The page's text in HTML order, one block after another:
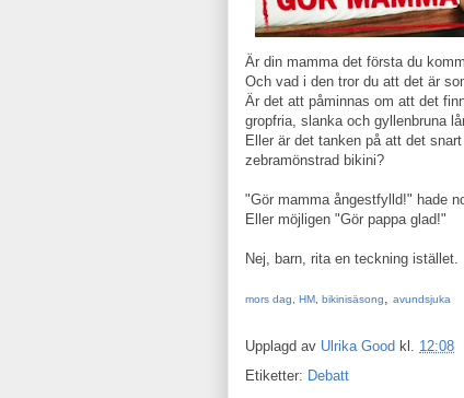
Är din mamma det första du
Och vad i den tror du att det är
Är det att påminnas om att det
gropfria, slanka och gyllenbruna
Eller är det tanken på att det
zebramönstrad bikini?
"Gör mamma ångestfylld!" hade
Eller möjligen "Gör pappa glad!"
Nej, barn, rita en teckning istället.
mors dag HM bikinisäsong, avundsjuka
Upplagd av Ulrika Good kl. 12:08
Etiketter: Debatt